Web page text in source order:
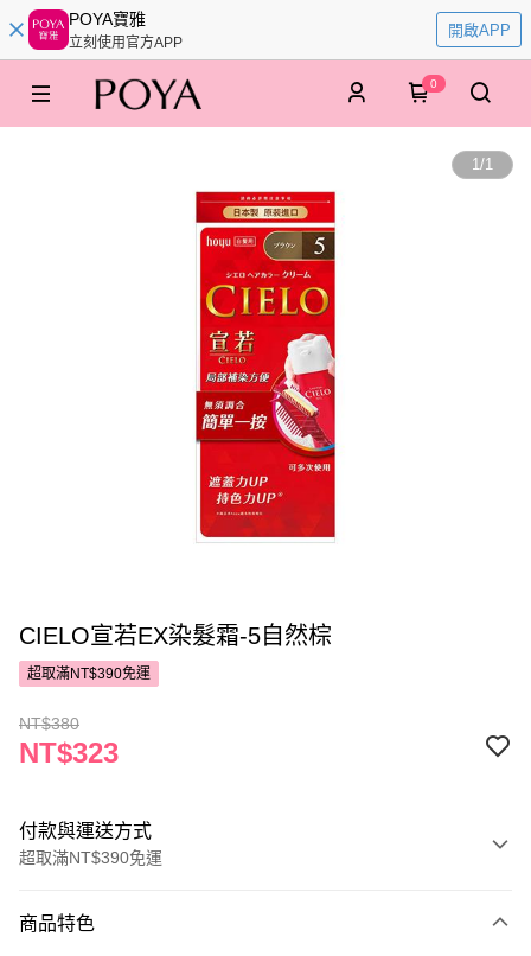
POYA寶雅
立刻使用官方APP
開啟APP
0
1/1
CIELO宣若EX染髮霜-5自然棕
超取滿NT$390免運
NT$380
NT$323
付款與運送方式
超取滿NT$390免運
POYA支付
商品特色